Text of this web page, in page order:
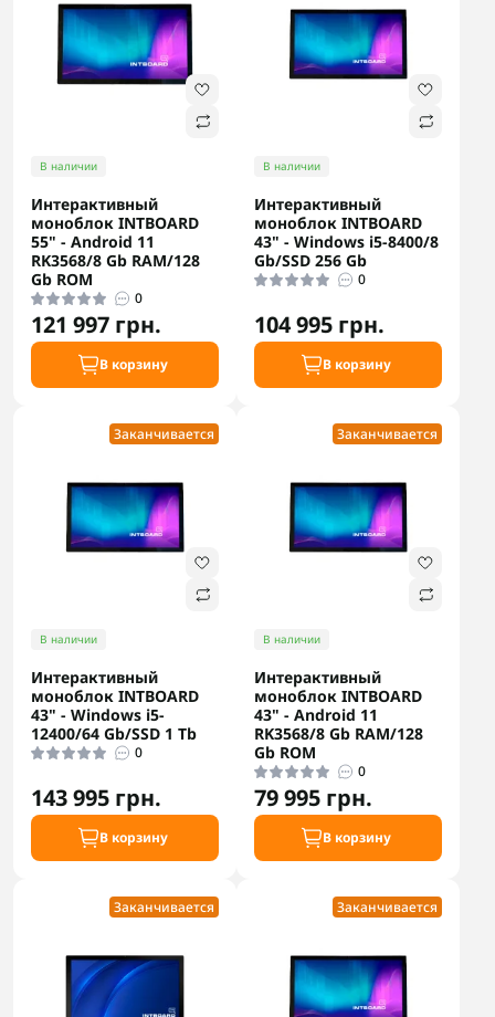
В наличии
Интерактивный
моноблок INTBOARD
55" - Android 11
RK3568/8 Gb RAM/128
Gb ROM
0
121 997 грн.
В корзину
В наличии
Интерактивный
моноблок INTBOARD
43" - Windows i5-8400/8
Gb/SSD 256 Gb
0
104 995 грн.
В корзину
Заканчивается
В наличии
Интерактивный
моноблок INTBOARD
43" - Windows i5-
12400/64 Gb/SSD 1 Tb
0
143 995 грн.
В корзину
Заканчивается
В наличии
Интерактивный
моноблок INTBOARD
43" - Android 11
RK3568/8 Gb RAM/128
Gb ROM
0
79 995 грн.
В корзину
Заканчивается Заканчивается